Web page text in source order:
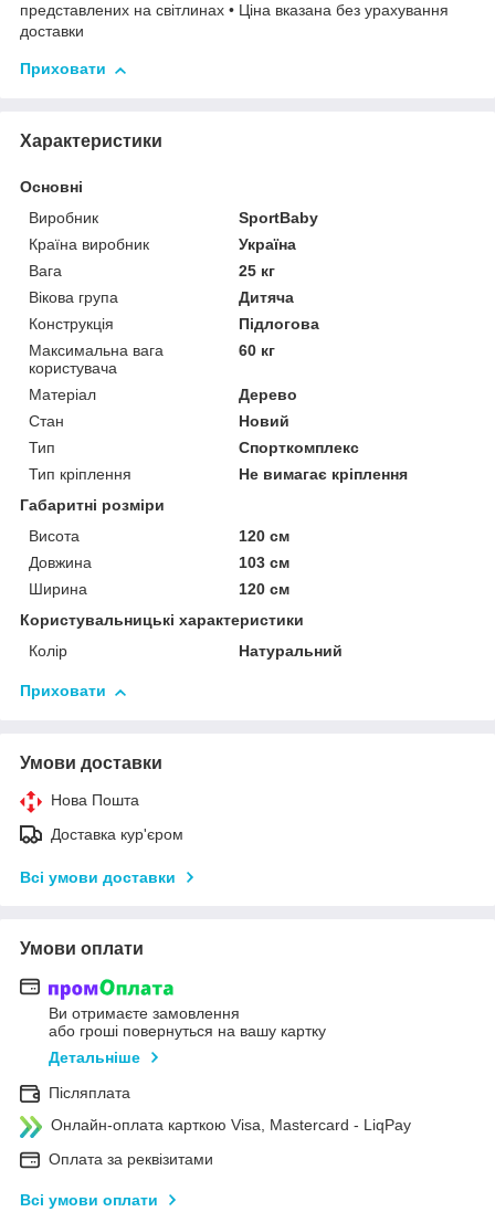
представлених на світлинах • Ціна вказана без урахування
доставки
Приховати
Характеристики
Основні
Виробник
SportBaby
Країна виробник
Україна
Вага
25 кг
Вікова група
Дитяча
Конструкція
Підлогова
Максимальна вага
користувача
60 кг
Матеріал
Дерево
Стан
Новий
Тип
Спорткомплекс
Тип кріплення
Не вимагає кріплення
Габаритні розміри
Висота
120 см
Довжина
103 см
Ширина
120 см
Користувальницькі характеристики
Колір
Натуральний
Приховати
Умови доставки
Нова Пошта
Доставка кур'єром
Всі умови доставки
Умови оплати
Ви отримаєте замовлення
або гроші повернуться на вашу картку
Детальніше
Післяплата
Онлайн-оплата карткою Visa, Mastercard - LiqPay
Оплата за реквізитами
Всі умови оплати